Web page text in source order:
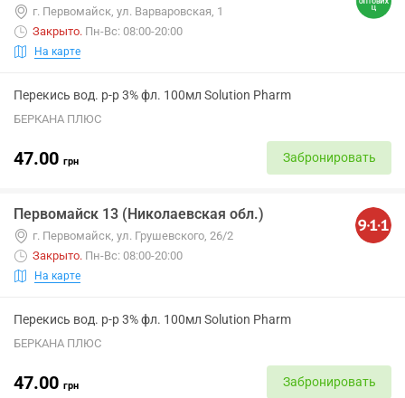
г. Первомайск, ул. Варваровская, 1
Закрыто. Пн-Вс: 08:00-20:00
На карте
Перекись вод. р-р 3% фл. 100мл Solution Pharm
БЕРКАНА ПЛЮС
47.00 грн Забронировать
Первомайск 13 (Николаевская обл.)
г. Первомайск, ул. Грушевского, 26/2
Закрыто. Пн-Вс: 08:00-20:00
На карте
Перекись вод. р-р 3% фл. 100мл Solution Pharm
БЕРКАНА ПЛЮС
47.00 грн Забронировать